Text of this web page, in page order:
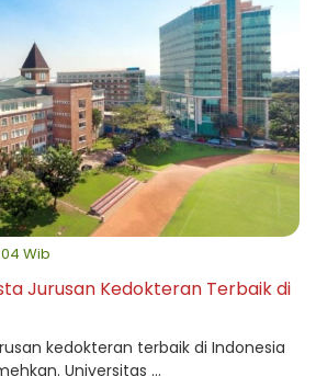
Wib
Jurusan Kedokteran Terbaik di
kedokteran terbaik di Indonesia
Universitas ...